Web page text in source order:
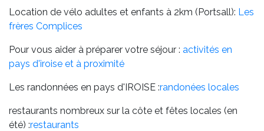
Location de vélo adultes et enfants à 2km (Portsall): Les
frères Complices
Pour vous aider à préparer votre séjour : activités en
pays d'iroise et à proximité
Les randonnées en pays d'IROISE :randonées locales
restaurants nombreux sur la côte et fêtes locales (en
été) :restaurants